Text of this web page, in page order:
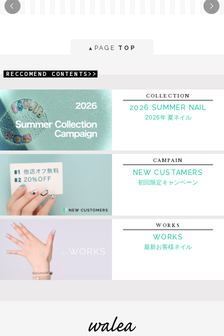
▲ PAGE TOP
RECCOMEND CONTENTS>>
COLLECTION
2026 SUMMER NAIL
2026年 夏ネイル
CAMPAIN
NEW CUSTAMERS
初回限定キャンペーン
WORKS
WORKS
最新お客様ネイル